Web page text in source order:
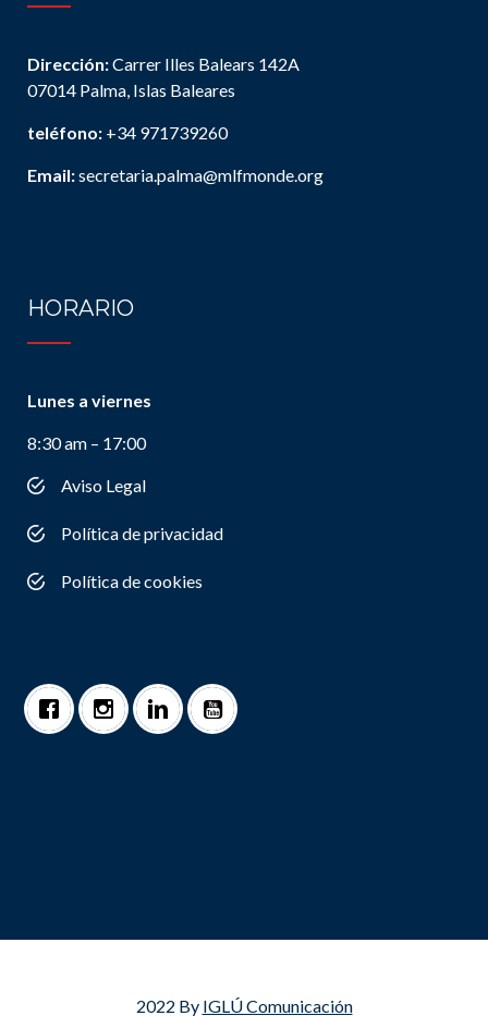
Dirección:Carrer Illes Balears 142A
07014 Palma, Islas Baleares
teléfono: +34 971739260
Email:secretaria.palma@mlfmonde.org
HORARIO
Lunes a viernes
8:30 am – 17:00
Aviso Legal
Política de privacidad
Política de cookies
2022 By IGLÚ Comunicación